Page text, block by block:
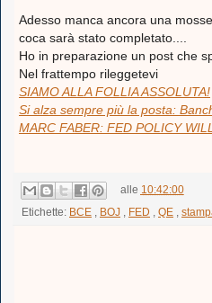
Adesso manca ancora una
coca sarà stato completato....
Ho in preparazione un post che
Nel frattempo rileggetevi
SIAMO ALLA FOLLIA ASSOLUTA!
Si alza sempre più la posta:
MARC FABER: FED POLICY
alle 10:42:00
Etichette: BCE BOJ FED QE